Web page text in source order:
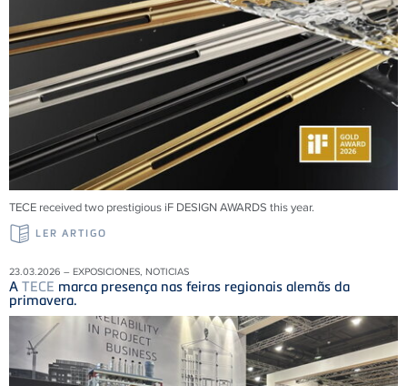
TECE received two prestigious iF DESIGN AWARDS this year.
LER ARTIGO
23.03.2026 – EXPOSICIONES, NOTICIAS
A TECE marca presença nas feiras regionais alemãs da
primavera.